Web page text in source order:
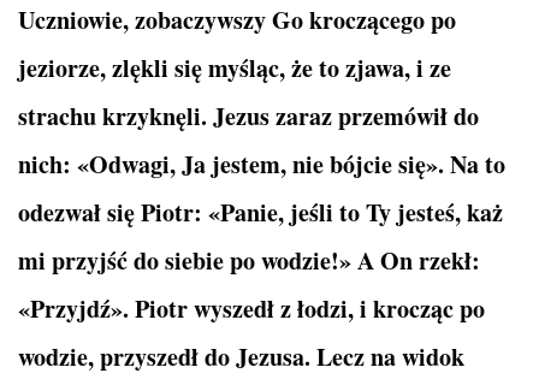
Uczniowie, zobaczywszy Go kroczącego po
jeziorze, zlękli się myśląc, że to zjawa, i ze
strachu krzyknęli. Jezus zaraz przemówił do
nich: «Odwagi, Ja jestem, nie bójcie się». Na to
odezwał się Piotr: «Panie, jeśli to Ty jesteś, każ
mi przyjść do siebie po wodzie!» A On rzekł:
«Przyjdź». Piotr wyszedł z łodzi, i krocząc po
wodzie, przyszedł do Jezusa. Lecz na widok